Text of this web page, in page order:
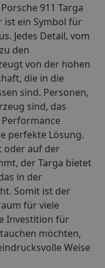
911 Targa
ist ein Symbol für
Jedes Detail, vom
den
von der hohen
die in die
sind. Personen,
sind, das
perfekte Lösung.
oder auf der
der Targa bietet
in der
Somit ist der
für viele
Investition für
möchten,
Weise